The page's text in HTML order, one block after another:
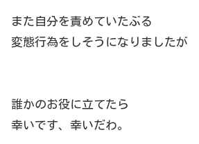
また自分を責めていたぶる
変態行為をしそうになりましたが
誰かのお役に立てたら
幸いです、幸いだわ。